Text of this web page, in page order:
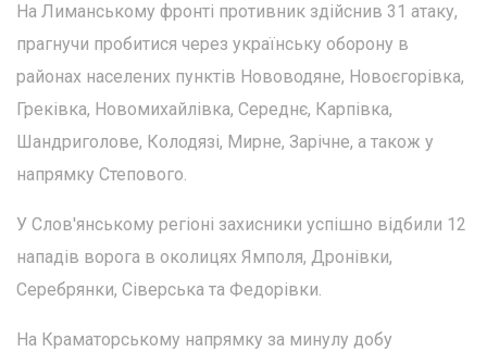
На Лиманському фронті противник здійснив 31 атаку,
прагнучи пробитися через українську оборону в
районах населених пунктів Нововодяне, Новоєгорівка,
Греківка, Новомихайлівка, Середнє, Карпівка,
Шандриголове, Колодязі, Мирне, Зарічне, а також у
напрямку Степового.
У Слов'янському регіоні захисники успішно відбили 12
нападів ворога в околицях Ямполя, Дронівки,
Серебрянки, Сіверська та Федорівки.
На Краматорському напрямку за минулу добу